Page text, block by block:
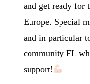
and get ready for
Europe. Special
and in particular
community FL
support!